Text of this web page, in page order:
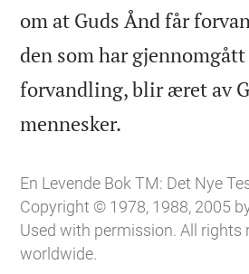
om at Guds Ånd får
den som har
forvandling, blir æret av
mennesker.
En Levende Bok TM: Det Nye
Copyright © 1978, 1988, 2005
Used with permission. All rights
worldwide.